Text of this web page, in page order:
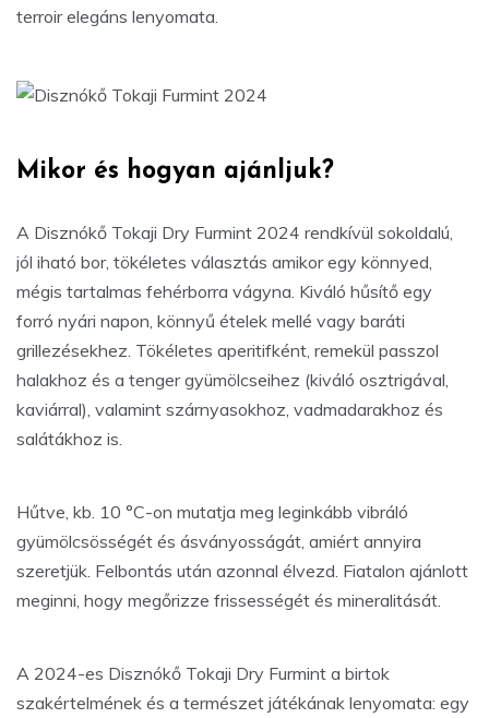
terroir elegáns lenyomata.
Mikor és hogyan ajánljuk?
A Disznókő Tokaji Dry Furmint 2024 rendkívül sokoldalú,
jól iható bor, tökéletes választás amikor egy könnyed,
mégis tartalmas fehérborra vágyna. Kiváló hűsítő egy
forró nyári napon, könnyű ételek mellé vagy baráti
grillezésekhez. Tökéletes aperitifként, remekül passzol
halakhoz és a tenger gyümölcseihez (kiváló osztrigával,
kaviárral), valamint szárnyasokhoz, vadmadarakhoz és
salátákhoz is.
Hűtve, kb. 10 °C-on mutatja meg leginkább vibráló
gyümölcsösségét és ásványosságát, amiért annyira
szeretjük. Felbontás után azonnal élvezd. Fiatalon ajánlott
meginni, hogy megőrizze frissességét és mineralitását.
A 2024-es Disznókő Tokaji Dry Furmint a birtok
szakértelmének és a természet játékának lenyomata: egy